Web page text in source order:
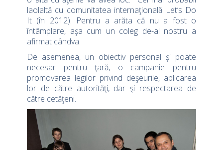
laolaltă cu comunitatea internaţională Let’s Do
It (în 2012). Pentru a arăta că nu a fost o
întâmplare, aşa cum un coleg de-al nostru a
afirmat cândva.
De asemenea, un obiectiv personal şi poate
necesar pentru ţară, o campanie pentru
promovarea legilor privind deşeurile, aplicarea
lor de către autorităţi, dar şi respectarea de
către cetăţeni.